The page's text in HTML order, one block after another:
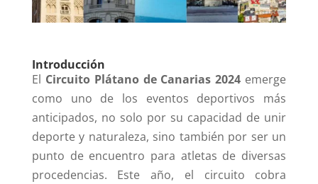
Introducción
El Circuito Plátano de Canarias 2024 emerge
como uno de los eventos deportivos más
anticipados, no solo por su capacidad de unir
deporte y naturaleza, sino también por ser un
punto de encuentro para atletas de diversas
procedencias. Este año, el circuito cobra